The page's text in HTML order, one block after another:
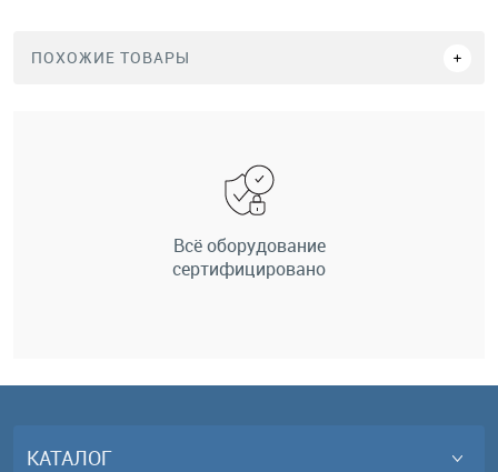
ПОХОЖИЕ ТОВАРЫ
Всё оборудование
сертифицировано
КАТАЛОГ